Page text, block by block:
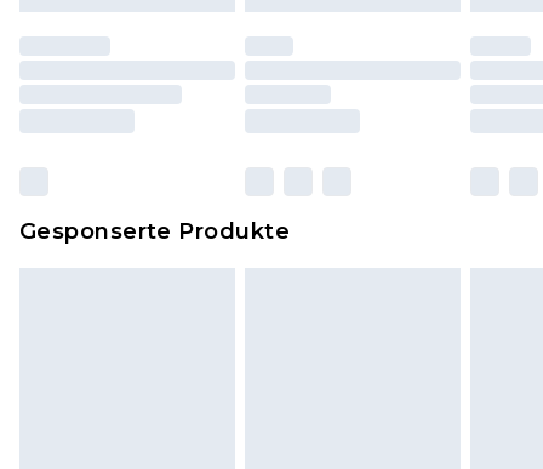
Schuhe dürfen nur in Innenräumen anprobiert
worden sein. Artikel aus dem Homeware-Bereich,
einschließlich Bettwäsche, Matratzen, Toppern
und Kissen, müssen unbenutzt und in ihrer
Klickehierum unsere vollständigen
Gesponserte Produkte